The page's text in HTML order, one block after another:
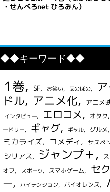
◆◆キーワード◆◆
1巻 SF お笑い ほのぼの
ドル
アニメ化 アニメ
インタビュー エロコメ オタク
ードリー
ギャグ ギャル グルメ
ミカライズ
コメディ サスペ
シリアス ジャンプ＋
オフ
スポーツ スマホゲーム
セ
ー
ハイテンション バイオレンス